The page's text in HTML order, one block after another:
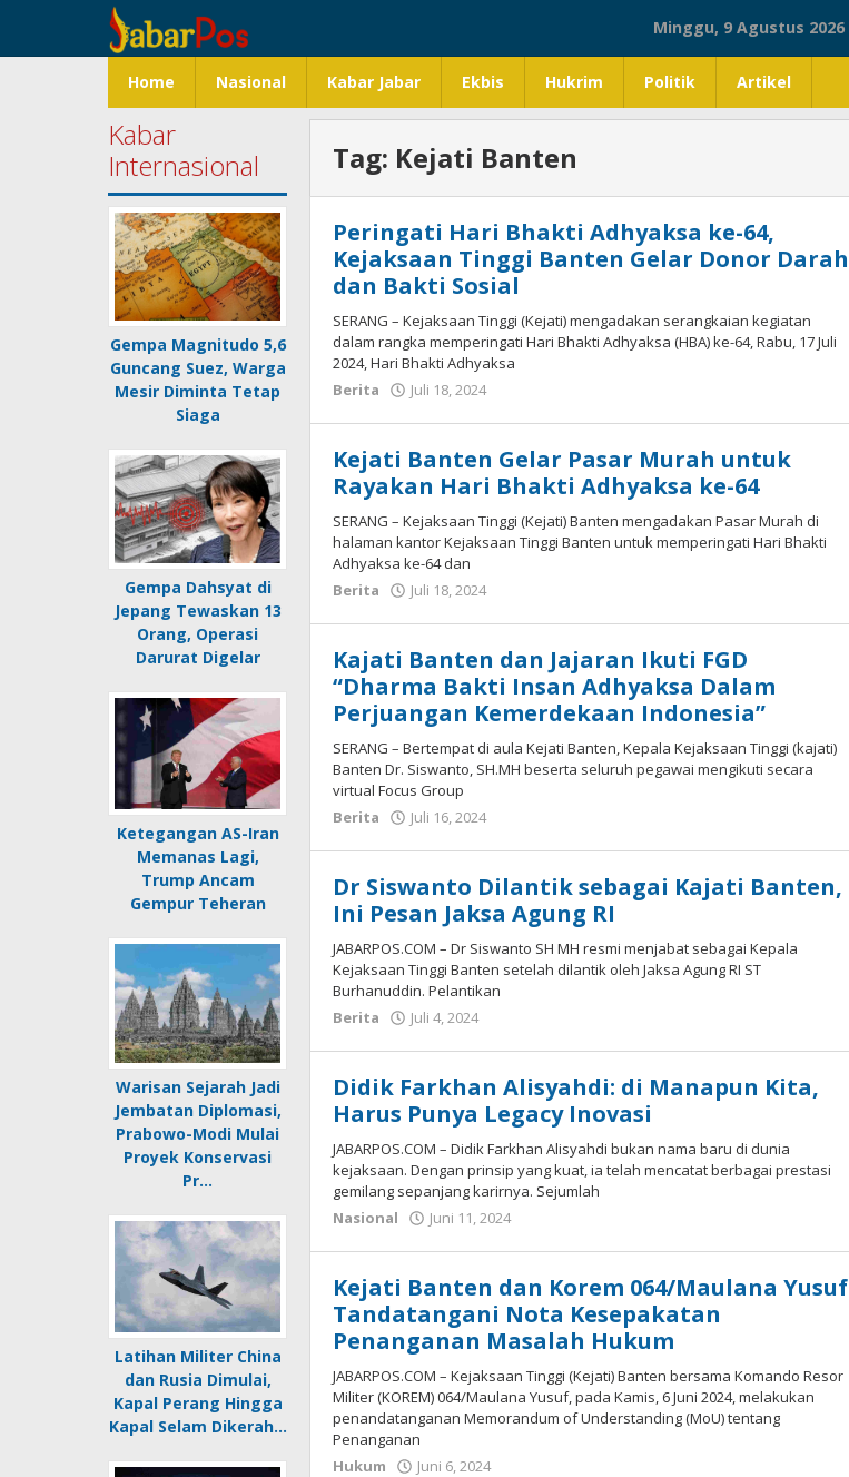
konten
Minggu, 9 Agustus 2026
Home Nasional Kabar Jabar Ekbis Hukrim Politik Artikel
Kabar
Internasional
Gempa Magnitudo 5,6
Guncang Suez, Warga
Mesir Diminta Tetap
Siaga
Gempa Dahsyat di
Jepang Tewaskan 13
Orang, Operasi
Darurat Digelar
Ketegangan AS-Iran
Memanas Lagi,
Trump Ancam
Gempur Teheran
Warisan Sejarah Jadi
Jembatan Diplomasi,
Prabowo-Modi Mulai
Proyek Konservasi
Pr…
Latihan Militer China
dan Rusia Dimulai,
Kapal Perang Hingga
Kapal Selam Dikerah…
Tag: Kejati Banten
Peringati Hari Bhakti Adhyaksa ke-64,
Kejaksaan Tinggi Banten Gelar Donor Darah
dan Bakti Sosial
SERANG – Kejaksaan Tinggi (Kejati) mengadakan serangkaian kegiatan
dalam rangka memperingati Hari Bhakti Adhyaksa (HBA) ke-64, Rabu, 17 Juli
2024, Hari Bhakti Adhyaksa
Berita
Juli 18, 2024
Kejati Banten Gelar Pasar Murah untuk
Rayakan Hari Bhakti Adhyaksa ke-64
SERANG – Kejaksaan Tinggi (Kejati) Banten mengadakan Pasar Murah di
halaman kantor Kejaksaan Tinggi Banten untuk memperingati Hari Bhakti
Adhyaksa ke-64 dan
Berita
Juli 18, 2024
Kajati Banten dan Jajaran Ikuti FGD
“Dharma Bakti Insan Adhyaksa Dalam
Perjuangan Kemerdekaan Indonesia”
SERANG – Bertempat di aula Kejati Banten, Kepala Kejaksaan Tinggi (kajati)
Banten Dr. Siswanto, SH.MH beserta seluruh pegawai mengikuti secara
virtual Focus Group
Berita
Juli 16, 2024
Dr Siswanto Dilantik sebagai Kajati Banten,
Ini Pesan Jaksa Agung RI
JABARPOS.COM – Dr Siswanto SH MH resmi menjabat sebagai Kepala
Kejaksaan Tinggi Banten setelah dilantik oleh Jaksa Agung RI ST
Burhanuddin. Pelantikan
Berita
Juli 4, 2024
Didik Farkhan Alisyahdi: di Manapun Kita,
Harus Punya Legacy Inovasi
JABARPOS.COM – Didik Farkhan Alisyahdi bukan nama baru di dunia
kejaksaan. Dengan prinsip yang kuat, ia telah mencatat berbagai prestasi
gemilang sepanjang karirnya. Sejumlah
Nasional
Juni 11, 2024
Kejati Banten dan Korem 064/Maulana Yusuf
Tandatangani Nota Kesepakatan
Penanganan Masalah Hukum
JABARPOS.COM – Kejaksaan Tinggi (Kejati) Banten bersama Komando Resor
Militer (KOREM) 064/Maulana Yusuf, pada Kamis, 6 Juni 2024, melakukan
penandatanganan Memorandum of Understanding (MoU) tentang
Penanganan
Hukum
Juni 6, 2024